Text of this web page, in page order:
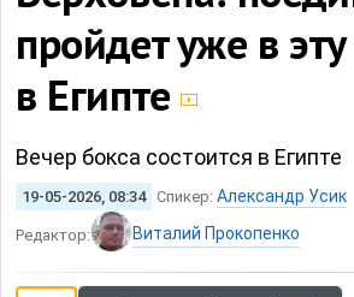
пройдет уже в эту
в Египте
Вечер бокса состоится в Египте
19-05-2026, 08:34 Спикер: Александр Усик
Редактор: Виталий Прокопенко